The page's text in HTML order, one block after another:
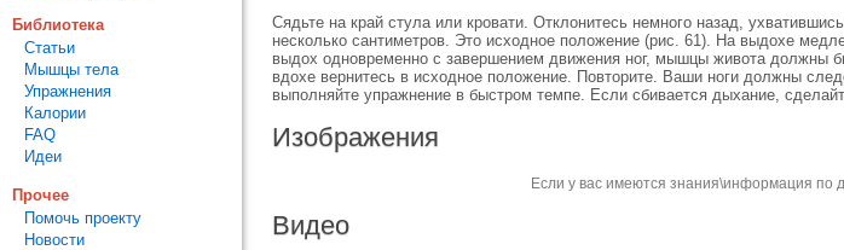
Сядьте на край стула или кровати. Отклонитесь немного назад,
несколько сантиметров. Это исходное положение (рис. 61). На выдохе
выдох одновременно с завершением движения ног, мышцы живота должны
вдохе вернитесь в исходное положение. Повторите. Ваши ноги должны
выполняйте упражнение в быстром темпе. Если сбивается дыхание,
Изображения
Если у вас имеются знания\информация по
Видео
Библиотека
Статьи
Мышцы тела
Упражнения
Калории
FAQ
Идеи
Прочее
Помочь проекту
Новости